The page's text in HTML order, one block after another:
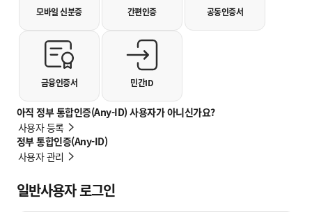
아직 정부 통합인증(Any-ID) 사용자가 아니신가요?
사용자 등록
정부 통합인증(Any-ID)
사용자 관리
모바일 신분증 간편인증 공동인증서
금융인증서 민간ID
일반사용자 로그인